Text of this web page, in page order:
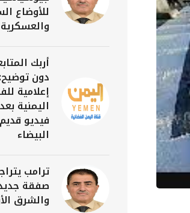
للأوضاع
والعسكرية
أربك
دون
إعلامية
اليمنية
فيديو
البيضاء
ترامب
صفقة
والشرق